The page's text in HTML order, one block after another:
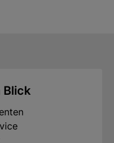
Glück?
Blick